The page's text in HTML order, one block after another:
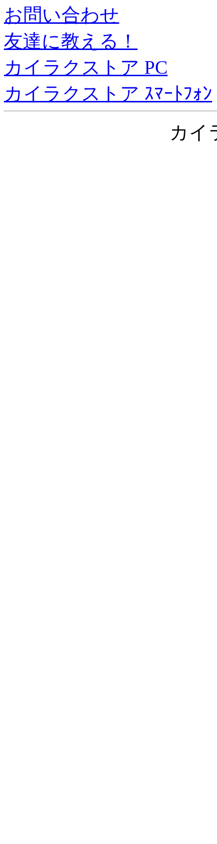
お問い合わせ
友達に教える！
カイラクストア PC
カイラクストア ｽﾏｰﾄﾌｫﾝ
カイ